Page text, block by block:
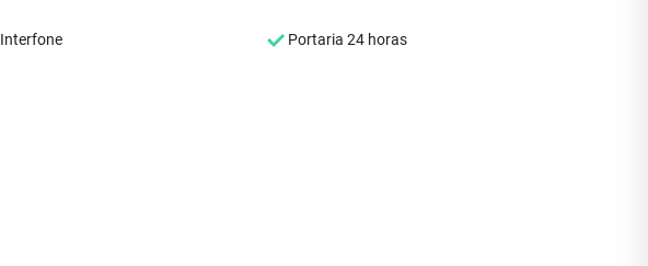
Interfone Portaria 24 horas